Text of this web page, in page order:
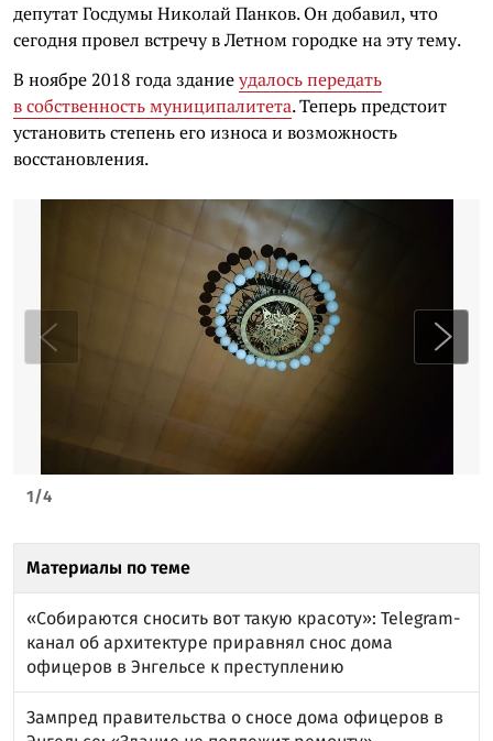
депутат Госдумы Николай Панков. Он добавил, что
сегодня провел встречу в Летном городке на эту тему.
В ноябре 2018 года зданиеудалось передать
в собственность муниципалитета. Теперь предстоит
установить степень его износа и возможность
восстановления.
1/4
Материалы по теме
«Собираются сносить вот такую красоту»: Telegram-
канал об архитектуре приравнял снос дома
офицеров в Энгельсе к преступлению
Зампред правительства о сносе дома офицеров в